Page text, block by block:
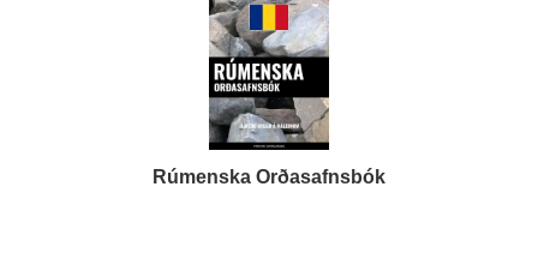
Rúmenska Orðasafnsbók